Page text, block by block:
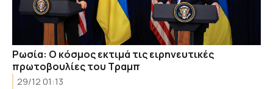
Ρωσία: Ο κόσμος εκτιμά τις ειρηνευτικές
πρωτοβουλίες του Τραμπ
29/12 01:13